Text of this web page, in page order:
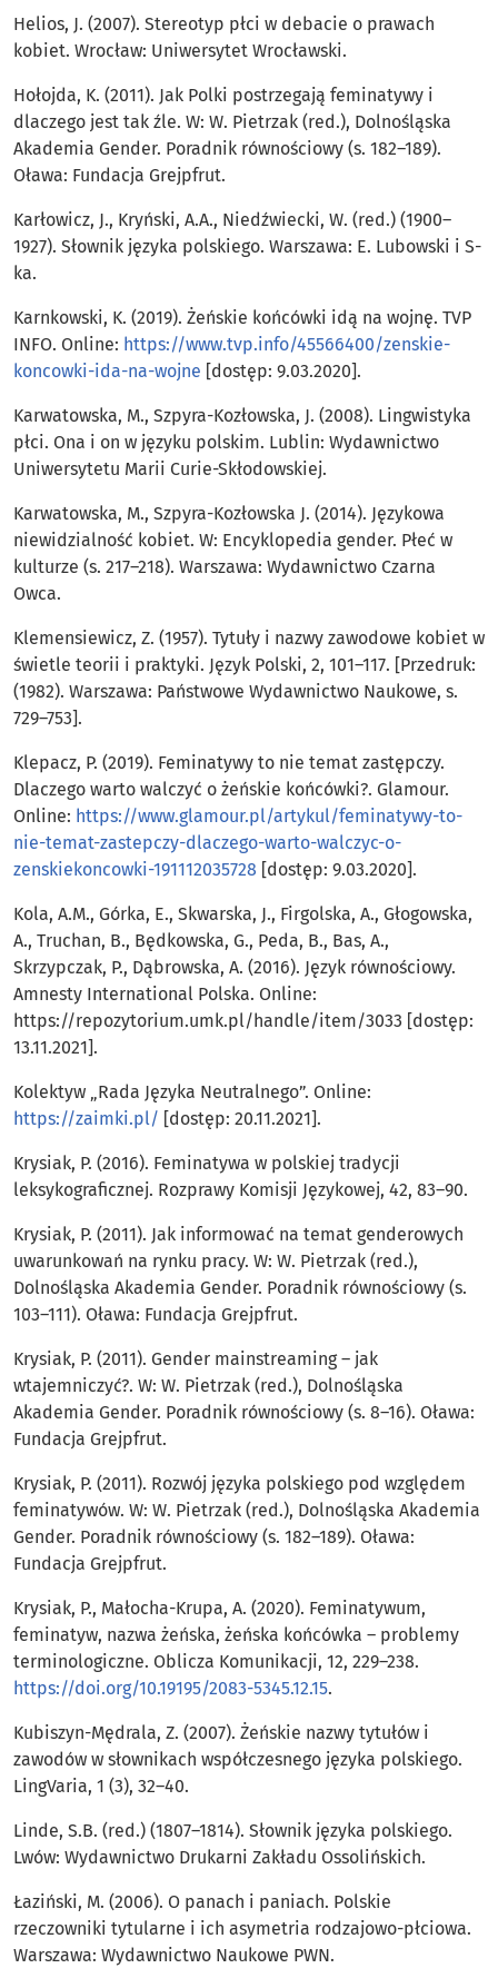
Helios, J. (2007). Stereotyp płci w debacie o prawach
kobiet. Wrocław: Uniwersytet Wrocławski.
Hołojda, K. (2011). Jak Polki postrzegają feminatywy i
dlaczego jest tak źle. W: W. Pietrzak (red.), Dolnośląska
Akademia Gender. Poradnik równościowy (s. 182–189).
Oława: Fundacja Grejpfrut.
Karłowicz, J., Kryński, A.A., Niedźwiecki, W. (red.) (1900–
1927). Słownik języka polskiego. Warszawa: E. Lubowski i S-
ka.
Karnkowski, K. (2019). Żeńskie końcówki idą na wojnę. TVP
INFO. Online: https://www.tvp.info/45566400/zenskie-
koncowki-ida-na-wojne [dostęp: 9.03.2020].
Karwatowska, M., Szpyra-Kozłowska, J. (2008). Lingwistyka
płci. Ona i on w języku polskim. Lublin: Wydawnictwo
Uniwersytetu Marii Curie-Skłodowskiej.
Karwatowska, M., Szpyra-Kozłowska J. (2014). Językowa
niewidzialność kobiet. W: Encyklopedia gender. Płeć w
kulturze (s. 217–218). Warszawa: Wydawnictwo Czarna
Owca.
Klemensiewicz, Z. (1957). Tytuły i nazwy zawodowe kobiet w
świetle teorii i praktyki. Język Polski, 2, 101–117. [Przedruk:
(1982). Warszawa: Państwowe Wydawnictwo Naukowe, s.
729–753].
Klepacz, P. (2019). Feminatywy to nie temat zastępczy.
Dlaczego warto walczyć o żeńskie końcówki?. Glamour.
Online: https://www.glamour.pl/artykul/feminatywy-to-
nie-temat-zastepczy-dlaczego-warto-walczyc-o-
zenskiekoncowki-191112035728 [dostęp: 9.03.2020].
Kola, A.M., Górka, E., Skwarska, J., Firgolska, A., Głogowska,
A., Truchan, B., Będkowska, G., Peda, B., Bas, A.,
Skrzypczak, P., Dąbrowska, A. (2016). Język równościowy.
Amnesty International Polska. Online:
https://repozytorium.umk.pl/handle/item/3033 [dostęp:
13.11.2021].
Kolektyw „Rada Języka Neutralnego”. Online:
https://zaimki.pl/ [dostęp: 20.11.2021].
Krysiak, P. (2016). Feminatywa w polskiej tradycji
leksykograficznej. Rozprawy Komisji Językowej, 42, 83–90.
Krysiak, P. (2011). Jak informować na temat genderowych
uwarunkowań na rynku pracy. W: W. Pietrzak (red.),
Dolnośląska Akademia Gender. Poradnik równościowy (s.
103–111). Oława: Fundacja Grejpfrut.
Krysiak, P. (2011). Gender mainstreaming – jak
wtajemniczyć?. W: W. Pietrzak (red.), Dolnośląska
Akademia Gender. Poradnik równościowy (s. 8–16). Oława:
Fundacja Grejpfrut.
Krysiak, P. (2011). Rozwój języka polskiego pod względem
feminatywów. W: W. Pietrzak (red.), Dolnośląska Akademia
Gender. Poradnik równościowy (s. 182–189). Oława:
Fundacja Grejpfrut.
Krysiak, P., Małocha-Krupa, A. (2020). Feminatywum,
feminatyw, nazwa żeńska, żeńska końcówka – problemy
terminologiczne. Oblicza Komunikacji, 12, 229–238.
https://doi.org/10.19195/2083-5345.12.15.
Kubiszyn-Mędrala, Z. (2007). Żeńskie nazwy tytułów i
zawodów w słownikach współczesnego języka polskiego.
LingVaria, 1 (3), 32–40.
Linde, S.B. (red.) (1807–1814). Słownik języka polskiego.
Lwów: Wydawnictwo Drukarni Zakładu Ossolińskich.
Łaziński, M. (2006). O panach i paniach. Polskie
rzeczowniki tytularne i ich asymetria rodzajowo-płciowa.
Warszawa: Wydawnictwo Naukowe PWN.